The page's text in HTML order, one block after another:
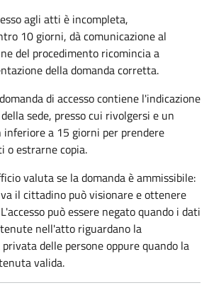
agli atti è incompleta,
10 giorni, dà comunicazione al
del procedimento ricomincia a
della domanda corretta.
di accesso contiene l'indicazione
sede, presso cui rivolgersi e un
inferiore a 15 giorni per prendere
o estrarne copia.
valuta se la domanda è ammissibile:
il cittadino può visionare e ottenere
può essere negato quando i dati
nell'atto riguardano la
delle persone oppure quando la
valida.